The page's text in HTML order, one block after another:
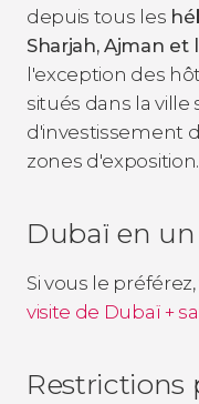
depuis tous les
Sharjah, Ajman
l'exception des
situés dans la ville
d'investissement
zones d'exposition.
Dubaï en
Si vous le
visite de Dubaï +
Restrictions